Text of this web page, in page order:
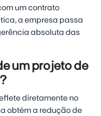
um contrato
a empresa passa
absoluta das
um projeto de
diretamente no
obtém a redução de